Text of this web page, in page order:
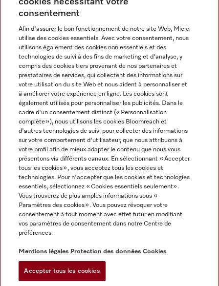
Langue
FRANCAIS
Informations légales
CGV
Conditions d’utilisation
Déclaration d'accessibilité
Digital Services Act
Miele sur Instagram
Miele sur Youtube
consentement
Afin d'assurer le bon fonctionnement de notre site Web, Miele
utilise des cookies essentiels. Avec votre consentement, nous
utilisons également des cookies non essentiels et des
technologies de suivi à des fins de marketing et d'analyse, y
compris des cookies tiers provenant de nos partenaires et
prestataires de services, qui collectent des informations sur
votre utilisation du site Web et nous aident à personnaliser et
à améliorer votre expérience en ligne. Les cookies sont
également utilisés pour personnaliser les publicités. Dans le
cadre d'un consentement distinct (« Personnalisation
complète »), nous utilisons les cookies Bloomreach et
d'autres technologies de suivi pour collecter des informations
sur votre comportement d'utilisateur, que nous attribuons à
votre profil afin de mieux adapter le contenu que nous vous
présentons via différents canaux. En sélectionnant « Accepter
tous les cookies », vous acceptez tous les cookies et
technologies. Pour n'accepter que les cookies et technologies
essentiels, sélectionnez « Cookies essentiels seulement».
Vous trouverez de plus amples informations sous «
Paramètres des cookies ». Vous pouvez révoquer votre
consentement à tout moment avec effet futur en modifiant
vos paramètres de consentement dans notre Centre de
préférences.
Mentions légales Protection des données Cookies
Accepter tous les cookies